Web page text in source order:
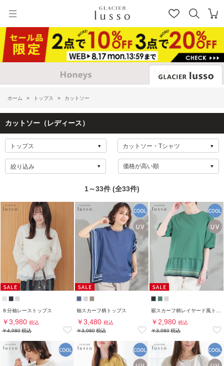
Look
ホーム > トップス > カットソー
カットソー（レディース）
絞り込み
1～33件 (全33件)
８分袖レーストップス
￥3,980 税込
￥4,980税込
袖スカーフ柄トップス
￥3,480 税込
￥3,980税込
￥2,980 税込
￥3,980税込